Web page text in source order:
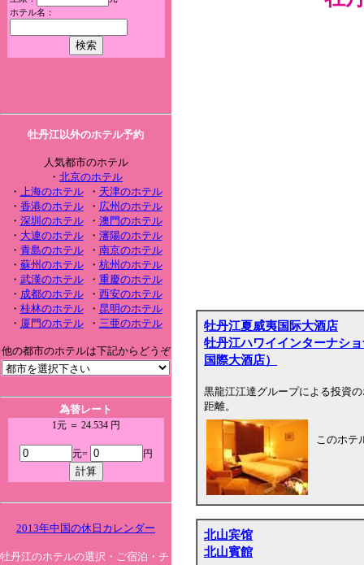
ホテル名：
牡丹江以外のホテル予約
人気都市のホテル
・ 北京のホテル
・ 上海のホテル・ 天津のホテル
・ 香港のホテル・ 広州のホテル
・ 深圳のホテル・ 澳門のホテル
・ 大連のホテル・ 瀋陽のホテル
・ 青島のホテル・ 南京のホテル
・ 蘇州のホテル・ 杭州のホテル
・ 武漢のホテル・ 重慶のホテル
・ 成都のホテル・ 西安のホテル
・ 桂林のホテル・ 昆明のホテル
・ 厦門のホテル・ 三亜のホテル
他の都市のホテルは下記からどうぞ
為替レート
1元 ＝ 24.534 円
元= 円
2013年中国の休日カレンダー
牡丹江のホテルの選択・ご宿泊・チ
牡丹江夏威夷国际大酒店
牡丹江ハワイインターナシ
国際大酒店）
黒龍江江達グループによる投資
距離。
このホテ
北山宾馆
北山賓館